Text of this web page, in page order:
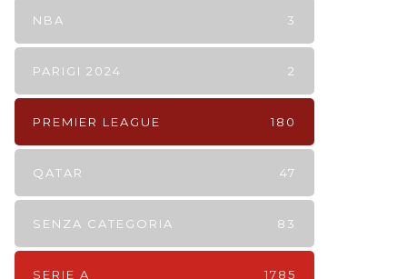
NBA 3
PARIGI 2024 2
PREMIER LEAGUE 180
QATAR 47
SENZA CATEGORIA 83
SERIE A 1785